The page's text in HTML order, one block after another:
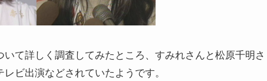
て詳しく調査してみたところ、すみれさんと松原千明さ
ビ出演などされていたようです。